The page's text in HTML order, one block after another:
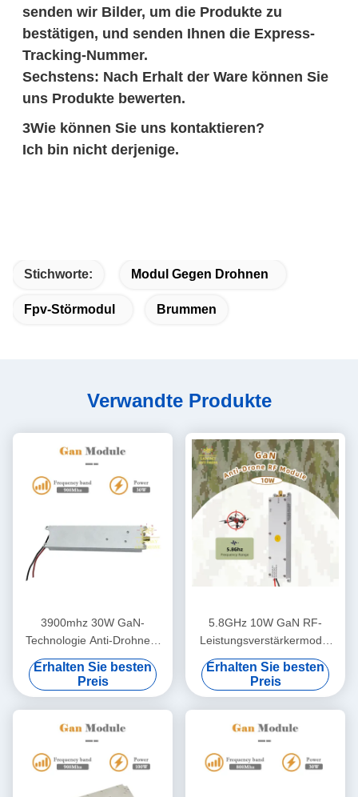
senden wir Bilder, um die Produkte zu
bestätigen, und senden Ihnen die Express-
Tracking-Nummer.
Sechstens: Nach Erhalt der Ware können Sie
uns Produkte bewerten.
3Wie können Sie uns kontaktieren?
Ich bin nicht derjenige.
Stichworte: Modul Gegen Drohnen
Fpv-Störmodul Brummen
Verwandte Produkte
3900mhz 30W GaN-
Technologie Anti-Drohnen-
Modul 900MHZ Anti-Fpv-HF-
Modul 24-32V
Erhalten Sie besten
Preis
5.8GHz 10W GaN RF-
Leistungsverstärkermodul
für Drohnenerkennung
Erhalten Sie besten
Preis